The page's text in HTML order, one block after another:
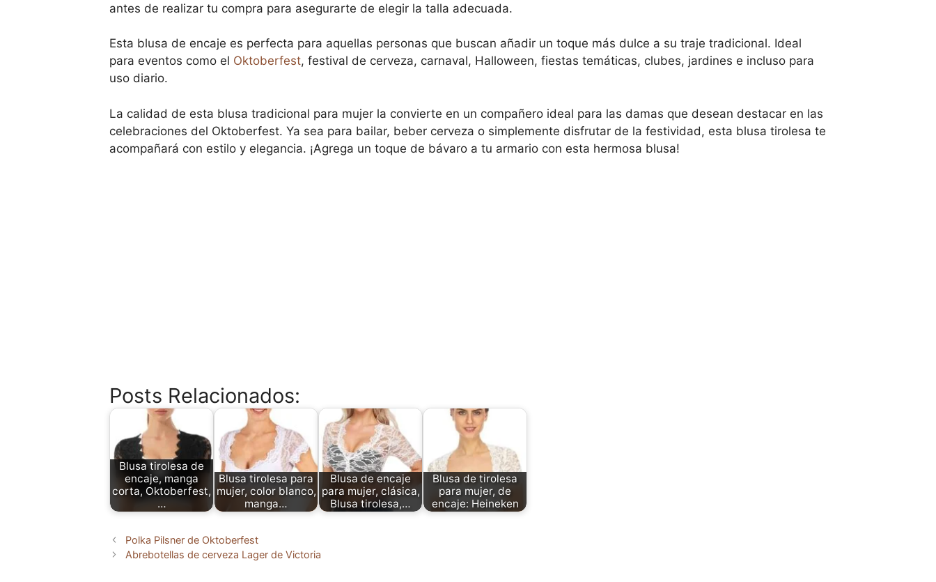
antes de realizar tu compra para asegurarte de elegir la talla adecuada.
Esta blusa de encaje es perfecta para aquellas personas que buscan añadir un toque más dulce a su traje tradicional. Ideal
para eventos como el Oktoberfest, festival de cerveza, carnaval, Halloween, fiestas temáticas, clubes, jardines e incluso para
uso diario.
La calidad de esta blusa tradicional para mujer la convierte en un compañero ideal para las damas que desean destacar en las
celebraciones del Oktoberfest. Ya sea para bailar, beber cerveza o simplemente disfrutar de la festividad, esta blusa tirolesa te
acompañará con estilo y elegancia. ¡Agrega un toque de bávaro a tu armario con esta hermosa blusa!
Posts Relacionados:
Blusa tirolesa de
encaje, manga
corta, Oktoberfest,
…
Blusa tirolesa para
mujer, color blanco,
manga…
Blusa de encaje
para mujer, clásica,
Blusa tirolesa,…
Blusa de tirolesa
para mujer, de
encaje: Heineken
Polka Pilsner de Oktoberfest
Abrebotellas de cerveza Lager de Victoria